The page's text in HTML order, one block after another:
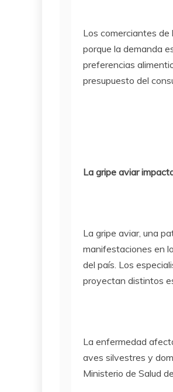
Los comerciantes de
porque la demanda
preferencias
presupuesto del
La gripe aviar
La gripe aviar, una
manifestaciones en
del país. Los
proyectan distintos
La enfermedad
aves silvestres y
Ministerio de Salud